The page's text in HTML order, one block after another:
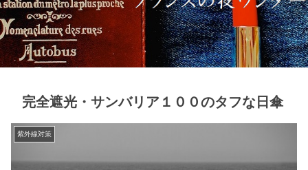
完全遮光・サンバリア１００のタフな日傘
紫外線対策